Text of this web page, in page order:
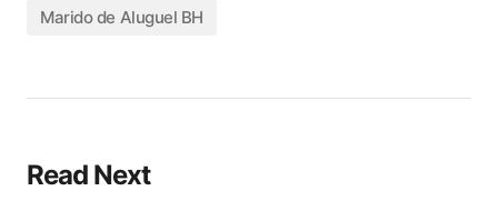
Marido de Aluguel BH
Read Next